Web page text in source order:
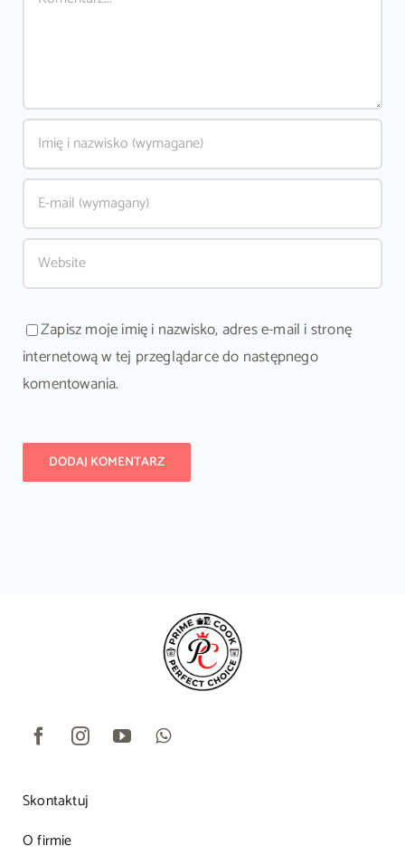
Zapisz moje imię i nazwisko, adres e-mail i stronę
internetową w tej przeglądarce do następnego
komentowania.
Skontaktuj
O firmie